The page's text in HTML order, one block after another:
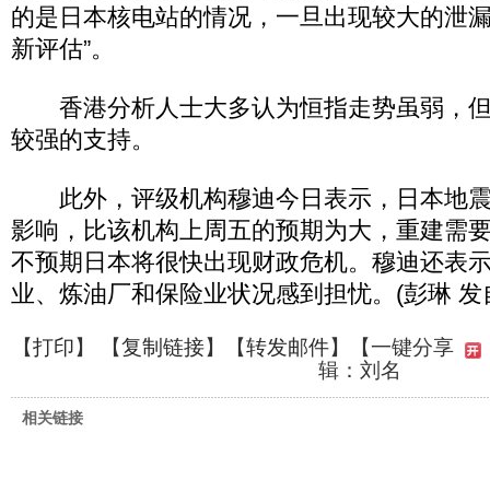
的是日本核电站的情况，一旦出现较大的泄
新评估”。
香港分析人士大多认为恒指走势虽弱，但
较强的支持。
此外，评级机构穆迪今日表示，日本地
影响，比该机构上周五的预期为大，重建需
不预期日本将很快出现财政危机。穆迪还表
业、炼油厂和保险业状况感到担忧。(彭琳 发
【打印】 【复制链接】【转发邮件】
【一键分享
辑：刘名
相关链接